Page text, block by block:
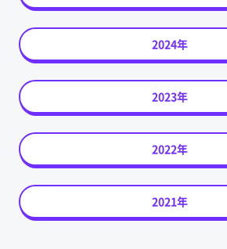
2024年
2023年
2022年
2021年